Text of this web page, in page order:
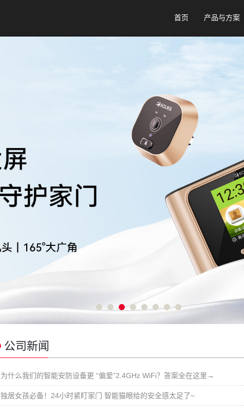
首页 产品与方案
公司新闻
为什么我们的智能安防设备更 “偏爱”2.4GHz WiFi？答案全在这里→
独居女孩必备！24小时紧盯家门 智能猫眼给的安全感太足了~